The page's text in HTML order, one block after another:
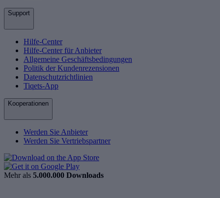
Support
Hilfe-Center
Hilfe-Center für Anbieter
Allgemeine Geschäftsbedingungen
Politik der Kundenrezensionen
Datenschutzrichtlinien
Tiqets-App
Kooperationen
Werden Sie Anbieter
Werden Sie Vertriebspartner
Mehr als 5.000.000 Downloads